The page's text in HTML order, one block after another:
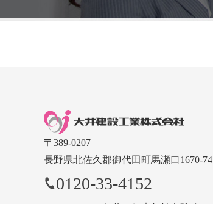
〒389-0207
長野県北佐久郡御代田町馬瀬口1670-74
0120-33-4152